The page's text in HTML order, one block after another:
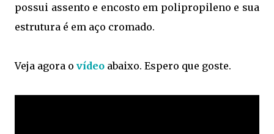
possui assento e encosto em polipropileno e sua
estrutura é em aço cromado.
Veja agora o vídeo abaixo. Espero que goste.